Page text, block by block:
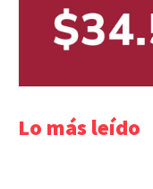
Lo más leído